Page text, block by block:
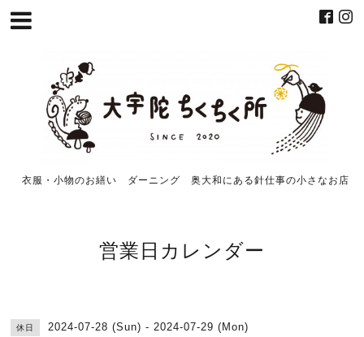
衣服・小物のお繕い ダーニング 奥大和にある針仕事の小さなお店
営業日カレンダー
休日 2024-07-28 (Sun) - 2024-07-29 (Mon)